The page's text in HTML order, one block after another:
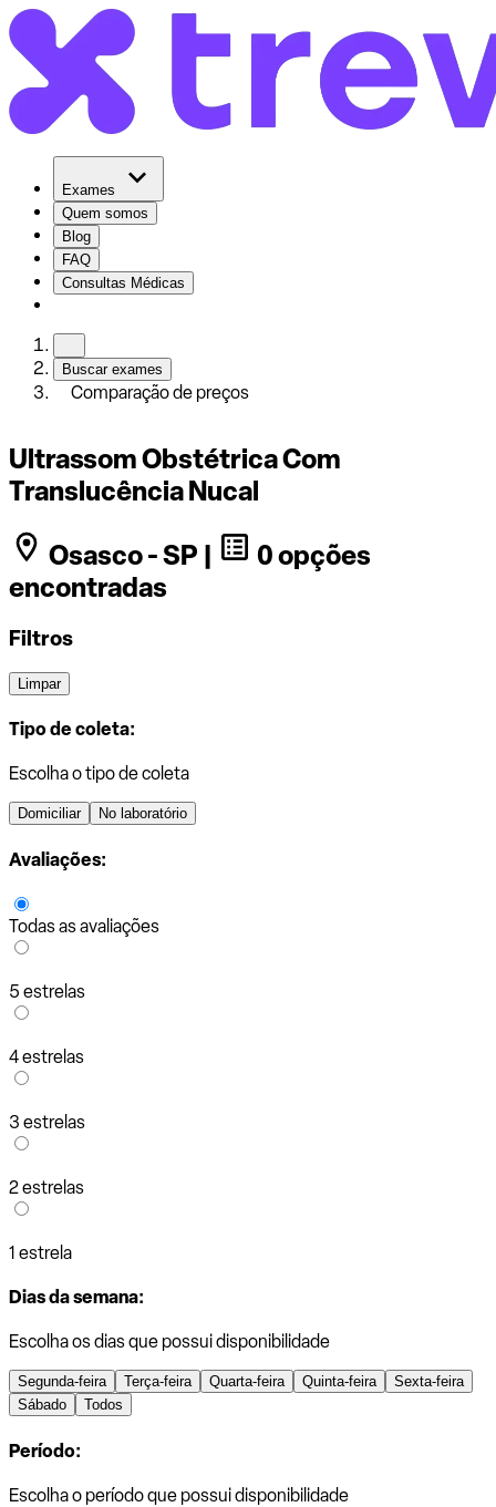
Exames
Quem somos
Blog
FAQ
Consultas Médicas
Buscar exames
Comparação de preços
Ultrassom Obstétrica Com
Translucência Nucal
Osasco - SP |
0 opções
encontradas
Filtros
Limpar
Tipo de coleta:
Escolha o tipo de coleta
Domiciliar No laboratório
Avaliações:
Todas as avaliações
5 estrelas
4 estrelas
3 estrelas
2 estrelas
1 estrela
Dias da semana:
Escolha os dias que possui disponibilidade
Segunda-feira Terça-feira Quarta-feira Quinta-feira
Sexta-feira
Sábado
Todos
Período:
Escolha o período que possui disponibilidade